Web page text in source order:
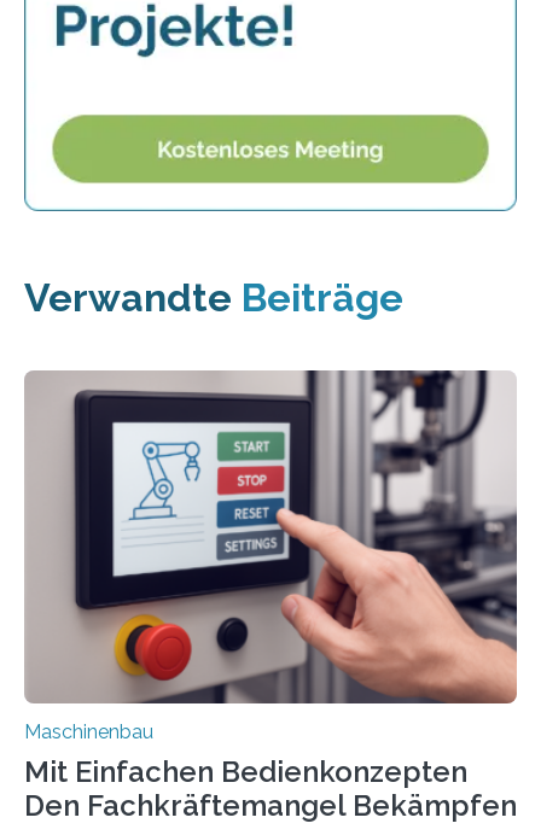
Verwandte Beiträge
Maschinenbau
Mit Einfachen Bedienkonzepten
Den Fachkräftemangel Bekämpfen